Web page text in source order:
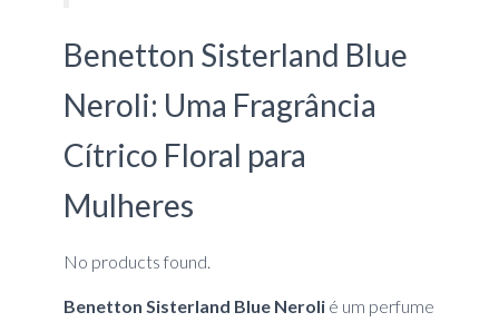
Benetton Sisterland Blue
Neroli: Uma Fragrância
Cítrico Floral para
Mulheres
No products found.
Benetton Sisterland Blue Nerolié um perfume